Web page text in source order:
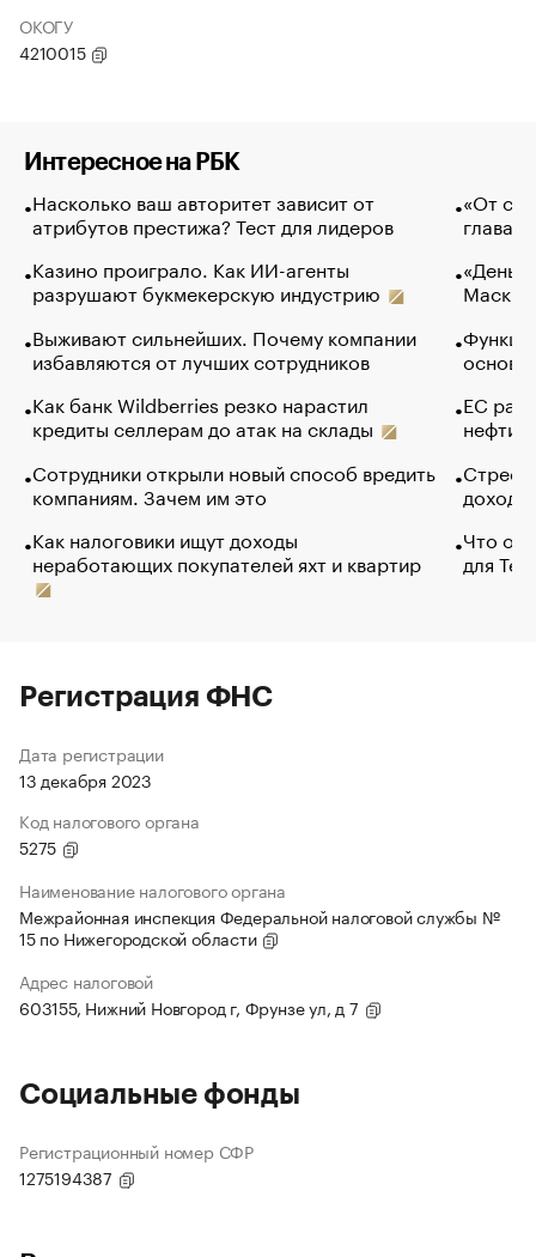
ОКОГУ
4210015
Интересное на РБК
Насколько ваш авторитет зависит от
атрибутов престижа? Тест для лидеров
Казино проиграло. Как ИИ-агенты
разрушают букмекерскую индустрию
Выживают сильнейших. Почему компании
избавляются от лучших сотрудников
Как банк Wildberries резко нарастил
кредиты селлерам до атак на склады
Сотрудники открыли новый способ вредить
компаниям. Зачем им это
Как налоговики ищут доходы
неработающих покупателей яхт и квартир
«От
глава
Маск в
основ
ЕС
нефти
Что
для
Регистрация ФНС
Дата регистрации
13 декабря 2023
Код налогового органа
5275
Наименование налогового органа
Межрайонная инспекция Федеральной налоговой службы №
15 по Нижегородской области
Адрес налоговой
603155, Нижний Новгород г, Фрунзе ул, д 7
Социальные фонды
Регистрационный номер СФР
1275194387